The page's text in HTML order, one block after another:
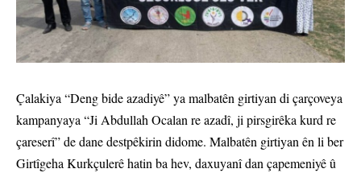
Çalakiya “Deng bide azadiyê” ya malbatên girtiyan di çarçoveya
kampanyaya “Ji Abdullah Ocalan re azadî, ji pirsgirêka kurd re
çareserî” de dane destpêkirin didome. Malbatên girtiyan ên li ber
Girtîgeha Kurkçulerê hatin ba hev, daxuyanî dan çapemeniyê û